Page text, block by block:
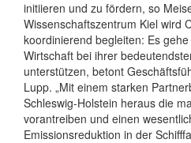
initiieren und zu fördern, so
Wissenschaftszentrum Kiel wird
koordinierend begleiten: Es
Wirtschaft bei ihrer
unterstützen, betont
Lupp. „Mit einem starken
Schleswig-Holstein heraus die
vorantreiben und einen
Emissionsreduktion in der